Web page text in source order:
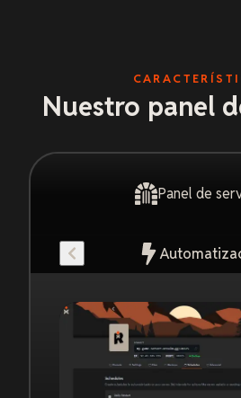
Nuestro panel
Panel de